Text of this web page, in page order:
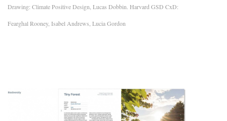
Drawing: Climate Positive Design, Lucas Dobbin. Harvard GSD CxD:
Fearghal Rooney, Isabel Andrews, Lucia Gordon